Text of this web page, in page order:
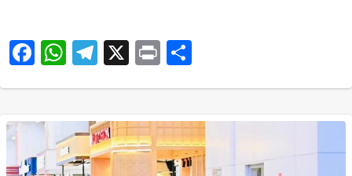
Facebook
WhatsApp
Telegram
X Print